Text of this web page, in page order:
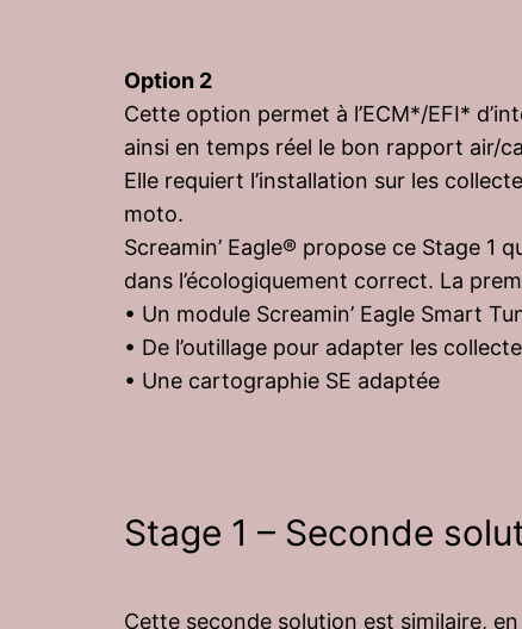
Option 2
Cette option permet à l’ECM*/EFI*
ainsi en temps réel le bon rapport air/
Elle requiert l’installation sur les
moto.
Screamin’ Eagle® propose ce Stage
dans l’écologiquement correct. La
• Un module Screamin’ Eagle Smart
• De l’outillage pour adapter les
• Une cartographie SE adaptée
Stage 1 – Seconde
Cette seconde solution est similaire,